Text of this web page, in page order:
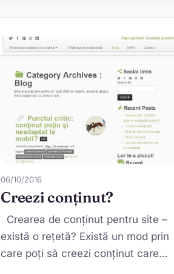
06/10/2016
Creezi conținut?
Crearea de conținut pentru site –
există o rețetă? Există un mod prin
care poți să creezi conținut care…